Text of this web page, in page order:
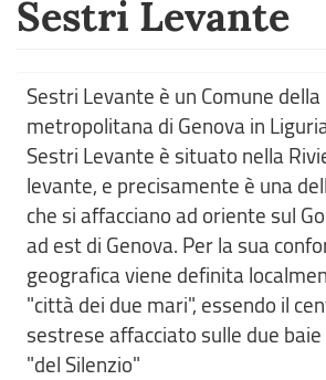
Sestri Levante
Sestri Levante è un Comune
metropolitana di Genova in
Sestri Levante è situato nella
levante, e precisamente è una
che si affacciano ad oriente sul
ad est di Genova. Per la sua
geografica viene definita
"città dei due mari", essendo il
sestrese affacciato sulle due
"del Silenzio"